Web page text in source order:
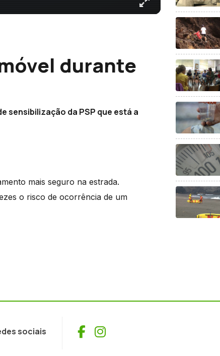
durante
sensibilização da PSP que está a
mais seguro na estrada.
o risco de ocorrência de um
sociais Facebook
Instagram